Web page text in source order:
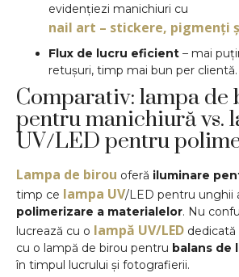
evidențiezi manichiuri cu
nail art – stickere, pigmenți
Flux de lucru eficient – mai
retușuri, timp mai bun per clientă.
Comparativ: lampa de
pentru manichiură vs.
UV/LED pentru
Lampa de birou oferă iluminare
timp ce lampa UV/LED pentru unghii
polimerizare a materialelor. Nu
lucrează cu o lampă UV/LED dedicată
cu o lampă de birou pentru balans de
în timpul lucrului și fotografierii.